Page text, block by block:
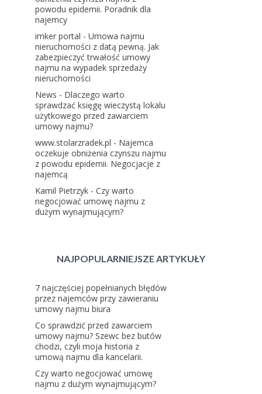
powodu epidemii. Poradnik dla
najemcy
imker portal - Umowa najmu
nieruchomości z datą pewną. Jak
zabezpieczyć trwałość umowy
najmu na wypadek sprzedaży
nieruchomości
News - Dlaczego warto
sprawdzać księgę wieczystą lokalu
użytkowego przed zawarciem
umowy najmu?
www.stolarzradek.pl - Najemca
oczekuje obniżenia czynszu najmu
z powodu epidemii. Negocjacje z
najemcą
Kamil Pietrzyk - Czy warto
negocjować umowę najmu z
dużym wynajmującym?
NAJPOPULARNIEJSZE ARTYKUŁY
7 najczęściej popełnianych błędów
przez najemców przy zawieraniu
umowy najmu biura
Co sprawdzić przed zawarciem
umowy najmu? Szewc bez butów
chodzi, czyli moja historia z
umową najmu dla kancelarii.
Czy warto negocjować umowę
najmu z dużym wynajmującym?